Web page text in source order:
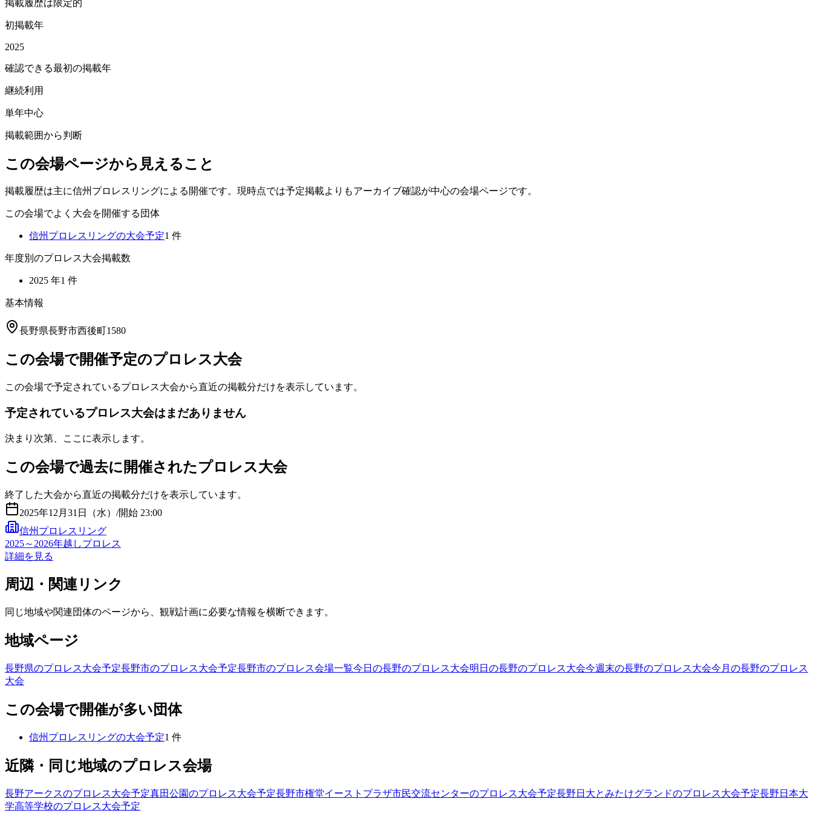
掲載履歴は限定的
初掲載年
2025
確認できる最初の掲載年
継続利用
単年中心
掲載範囲から判断
この会場ページから見えること
掲載履歴は主に信州プロレスリングによる開催です。現時点では予定掲載よりもアーカイブ確認が中心の会場ページです。
この会場でよく大会を開催する団体
信州プロレスリングの大会予定1 件
年度別のプロレス大会掲載数
2025 年1 件
基本情報
長野県長野市西後町1580
この会場で開催予定のプロレス大会
この会場で予定されているプロレス大会から直近の掲載分だけを表示しています。
予定されているプロレス大会はまだありません
決まり次第、ここに表示します。
この会場で過去に開催されたプロレス大会
終了した大会から直近の掲載分だけを表示しています。
2025年12月31日（水） /開始 23:00
信州プロレスリング
2025～2026年越しプロレス
詳細を見る
周辺・関連リンク
同じ地域や関連団体のページから、観戦計画に必要な情報を横断できます。
地域ページ
長野県のプロレス大会予定長野市のプロレス大会予定長野市のプロレス会場一覧今日の長野のプロレス大会明日の長野のプロレス大会今週末の長野のプロレス大会今月の長野のプロレス
大会
この会場で開催が多い団体
信州プロレスリングの大会予定1 件
近隣・同じ地域のプロレス会場
長野アークスのプロレス大会予定真田公園のプロレス大会予定長野市権堂イーストプラザ市民交流センターのプロレス大会予定長野日大とみたけグランドのプロレス大会予定長野日本大
学高等学校のプロレス大会予定